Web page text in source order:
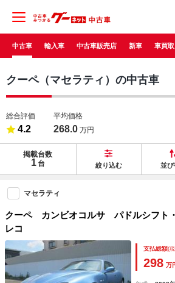
中古車 輸入車 中古車販売店 新車 車買取
クーペ（マセラティ）の中古車
総合評価
4.2
平均価格
268.0 万円
掲載台数
1 台 絞り込む 並び
マセラティ
クーペ カンビオコルサ パドルシフト
レコ
支払総額(
298 万